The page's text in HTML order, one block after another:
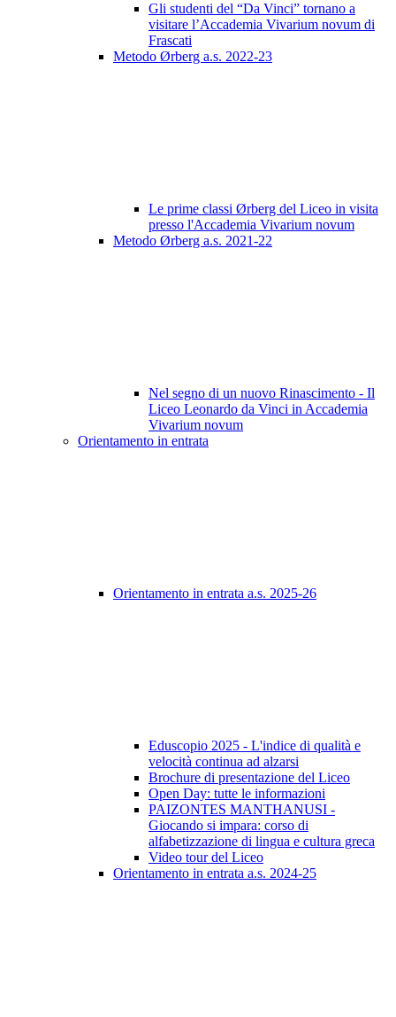
Gli studenti del “Da Vinci” tornano a
visitare l’Accademia Vivarium novum di
Frascati
Metodo Ørberg a.s. 2022-23
Le prime classi Ørberg del Liceo in visita
presso l'Accademia Vivarium novum
Metodo Ørberg a.s. 2021-22
Nel segno di un nuovo Rinascimento - Il
Liceo Leonardo da Vinci in Accademia
Vivarium novum
Orientamento in entrata
Orientamento in entrata a.s. 2025-26
Eduscopio 2025 - L'indice di qualità e
velocità continua ad alzarsi
Brochure di presentazione del Liceo
Open Day: tutte le informazioni
PAIZONTES MANTHANUSI -
Giocando si impara: corso di
alfabetizzazione di lingua e cultura greca
Video tour del Liceo
Orientamento in entrata a.s. 2024-25